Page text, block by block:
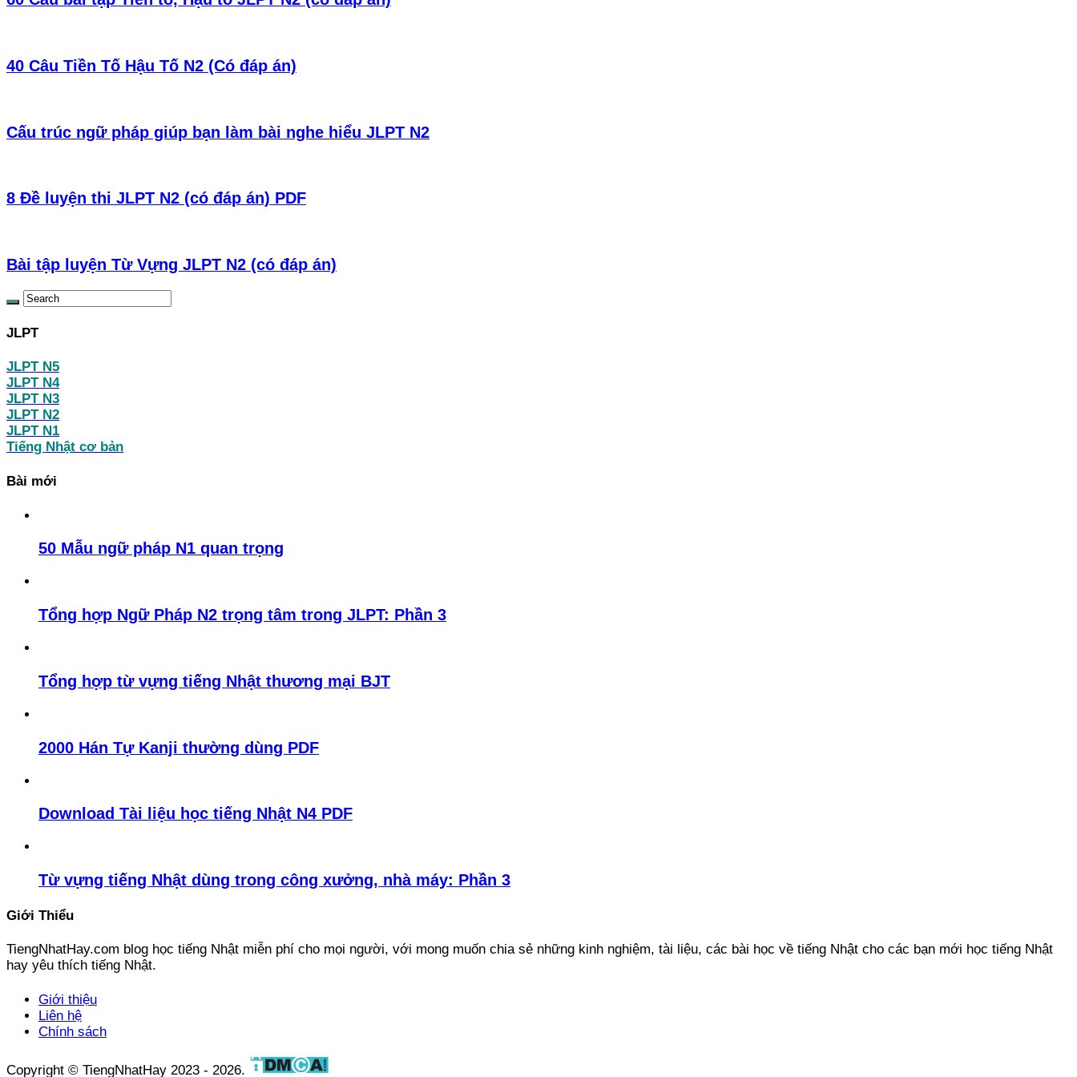
40 Câu Tiền Tố Hậu Tố N2 (Có đáp án)
Cấu trúc ngữ pháp giúp bạn làm bài nghe hiểu JLPT N2
8 Đề luyện thi JLPT N2 (có đáp án) PDF
Bài tập luyện Từ Vựng JLPT N2 (có đáp án)
JLPT
JLPT N5
JLPT N4
JLPT N3
JLPT N2
JLPT N1
Tiếng Nhật cơ bản
Bài mới
50 Mẫu ngữ pháp N1 quan trọng
Tổng hợp Ngữ Pháp N2 trọng tâm trong JLPT: Phần 3
Tổng hợp từ vựng tiếng Nhật thương mại BJT
2000 Hán Tự Kanji thường dùng PDF
Download Tài liệu học tiếng Nhật N4 PDF
Từ vựng tiếng Nhật dùng trong công xưởng, nhà máy: Phần 3
Giới Thiểu
TiengNhatHay.com blog học tiếng Nhật miễn phí cho mọi người, với mong muốn chia sẻ những kinh nghiệm, tài liệu, các bài học về tiếng Nhật cho các bạn mới học tiếng Nhật
hay yêu thích tiếng Nhật.
Giới thiệu
Liên hệ
Chính sách
Copyright © TiengNhatHay 2023 - 2026.